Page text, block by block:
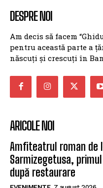
DESPRE NOI
Am decis să facem
pentru această parte a
născuți și crescuți în
ARICOLE NOI
Amfiteatrul roman de
Sarmizegetusa,
după restaurare